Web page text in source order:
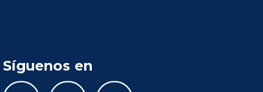
Síguenos en